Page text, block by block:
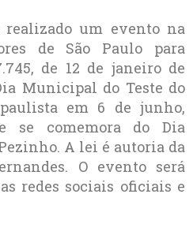
um evento na
de São Paulo para
de 12 de janeiro de
Municipal do Teste do
em 6 de junho,
se comemora do Dia
A lei é autoria da
O evento será
redes sociais oficiais e